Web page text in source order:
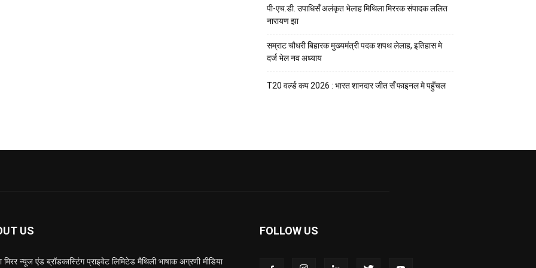
पी-एच.डी. उपाधिसँ अलंकृत भेलाह मिथिला मिररक संपादक ललित
नारायण झा
सम्राट चौधरी बिहारक मुख्यमंत्री पदक शपथ लेलाह, इतिहास मे
दर्ज भेल नव अध्याय
T20 वर्ल्ड कप 2026 : भारत शानदार जीत सँ फाइनल मे पहुँचल
US
मिरर न्यूज एंड ब्रॉडकास्टिंग प्राइवेट लिमिटेड मैथिली भाषाक अग्रणी मीडिया
FOLLOW US